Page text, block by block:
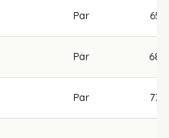
Par 65
Par 68
Par 73